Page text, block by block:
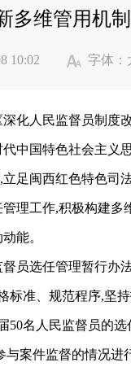
多维管用机
10:02 字体：
化人民监督员制
中国特色社会主
足闽西红色特色
理工作,积极构建
能。
选任管理暂行办
准、规范程序,坚
50名人民监督员的
案件监督的情况